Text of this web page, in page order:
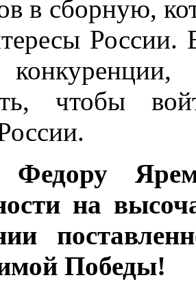
в сборную,
России.
чтобы
на
Победы!